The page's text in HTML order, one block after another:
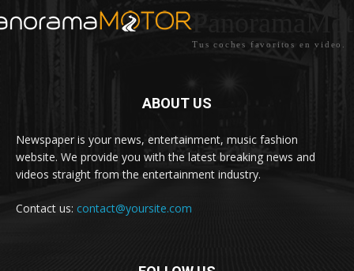
Tus coches favoritos en video.
ABOUT US
Newspaper is your news, entertainment, music fashion
website. We provide you with the latest breaking news and
videos straight from the entertainment industry.
Contact us: contact@yoursite.com